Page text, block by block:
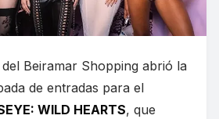
Beiramar Shopping abrió la
de entradas para el
WILD HEARTS, que